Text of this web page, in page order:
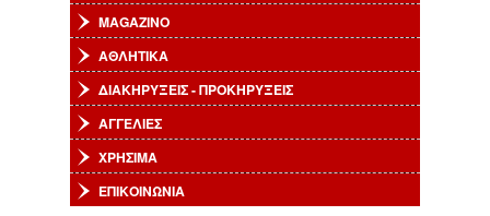
MAGAZINO
ΑΘΛΗΤΙΚΑ
ΔΙΑΚΗΡΥΞΕΙΣ - ΠΡΟΚΗΡΥΞΕΙΣ
ΑΓΓΕΛΙΕΣ
ΧΡΗΣΙΜΑ
ΕΠΙΚΟΙΝΩΝΙΑ